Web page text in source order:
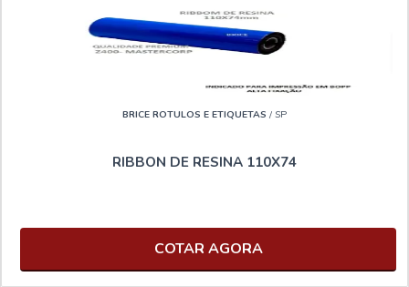
BRICE ROTULOS E ETIQUETAS / SP
RIBBON DE RESINA 110X74
COTAR AGORA